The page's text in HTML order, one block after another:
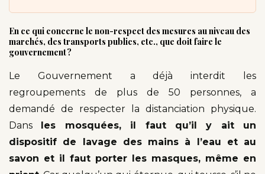
En ce qui concerne le non-respect des mesures au niveau des
marchés, des transports publics, etc., que doit faire le
gouvernement ?
Le Gouvernement a déjà interdit les
regroupements de plus de 50 personnes, a
demandé de respecter la distanciation physique.
Dans les mosquées, il faut qu’il y ait un
dispositif de lavage des mains à l’eau et au
savon et il faut porter les masques, même en